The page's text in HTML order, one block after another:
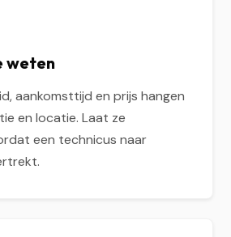
weten
aankomsttijd en prijs hangen
en locatie. Laat ze
een technicus naar